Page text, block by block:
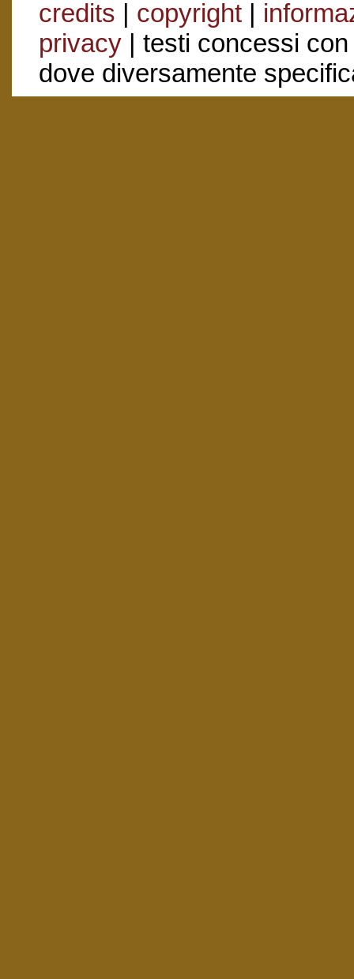
credits | copyright|
privacy| testi concessi
dove diversamente